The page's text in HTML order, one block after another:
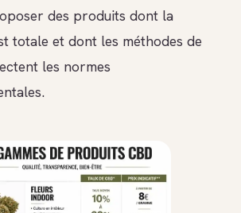
des produits dont la
totale et dont les méthodes de
les normes